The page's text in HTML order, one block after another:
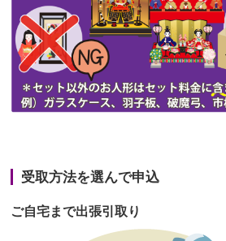
第45回人形供養祭令和3年7月
第44回人形供養祭令和3年6月3
第43回人形供養祭令和3年4月
第39回人形供養祭令和2年10月
受取方法を選んで申込
ご自宅まで出張引取り